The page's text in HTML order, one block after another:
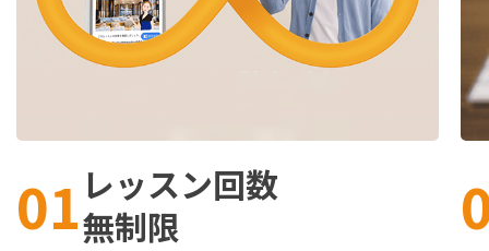
01 レッスン回数
無制限